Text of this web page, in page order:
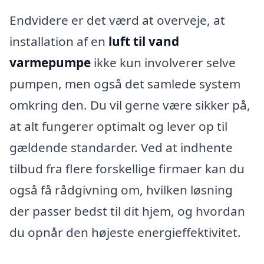
Endvidere er det værd at overveje, at
installation af en luft til vand
varmepumpe ikke kun involverer selve
pumpen, men også det samlede system
omkring den. Du vil gerne være sikker på,
at alt fungerer optimalt og lever op til
gældende standarder. Ved at indhente
tilbud fra flere forskellige firmaer kan du
også få rådgivning om, hvilken løsning
der passer bedst til dit hjem, og hvordan
du opnår den højeste energieffektivitet.